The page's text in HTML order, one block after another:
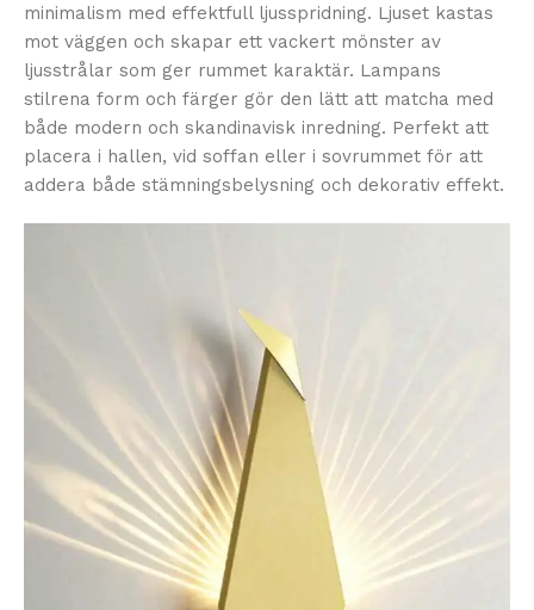
minimalism med effektfull ljusspridning. Ljuset kastas
mot väggen och skapar ett vackert mönster av
ljusstrålar som ger rummet karaktär. Lampans
stilrena form och färger gör den lätt att matcha med
både modern och skandinavisk inredning. Perfekt att
placera i hallen, vid soffan eller i sovrummet för att
addera både stämningsbelysning och dekorativ effekt.